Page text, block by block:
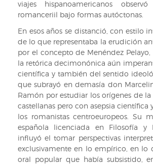
del
viajes hispanoamericanos
romanceriil bajo formas autóctonas.
En esos años se distanció, con estilo
de lo que representaba la erudición
por el concepto de Menéndez Pelayo,
la retórica decimonónica aún
científica y también del sentido
que subrayó en demasía don
Ramón por estudiar los orígenes de
castellanas pero con asepsia científica
los romanistas centroeuropeos. Su
española licenciada en Filosofía y
influyó el tomar perspectivas
exclusivamente en lo empírico, en lo
oral popular que había subsistido,